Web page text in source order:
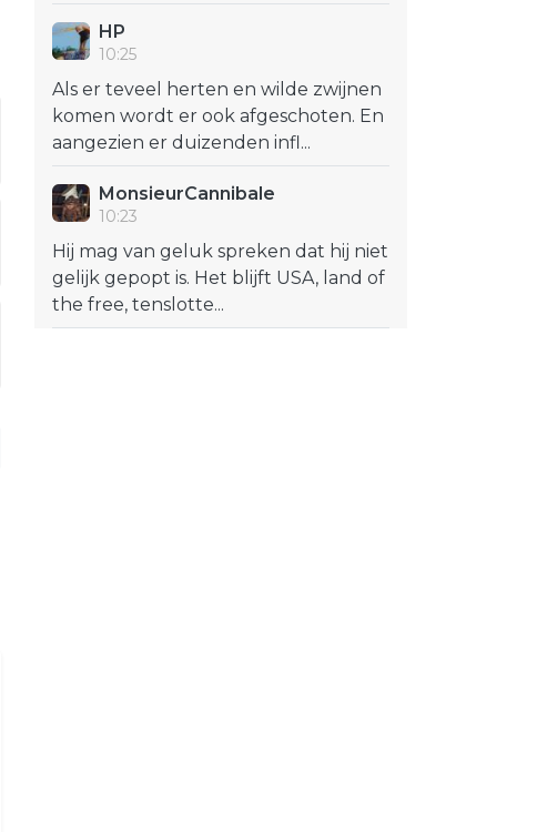
HP
10:25
Als er teveel herten en wilde zwijnen
komen wordt er ook afgeschoten. En
aangezien er duizenden infl...
MonsieurCannibale
10:23
Hij mag van geluk spreken dat hij niet
gelijk gepopt is. Het blijft USA, land of
the free, tenslotte...